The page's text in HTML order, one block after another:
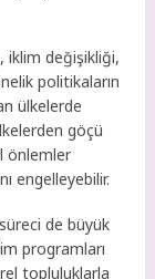
iklim değişikliği,
politikaların
ülkelerde
göçü
önlemler
engelleyebilir.
de büyük
programları
topluluklarla